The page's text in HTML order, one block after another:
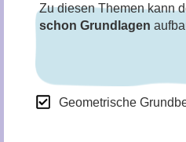
Zu diesen Themen kann
schon Grundlagen
Geometrische